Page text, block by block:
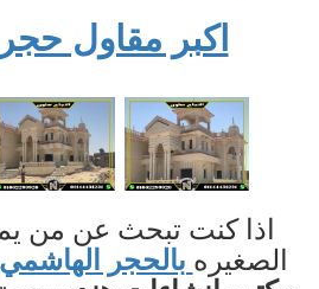
اكبر مقاول
اذا كنت تبحث عن من
الصغيره بالحجر الهاشمي